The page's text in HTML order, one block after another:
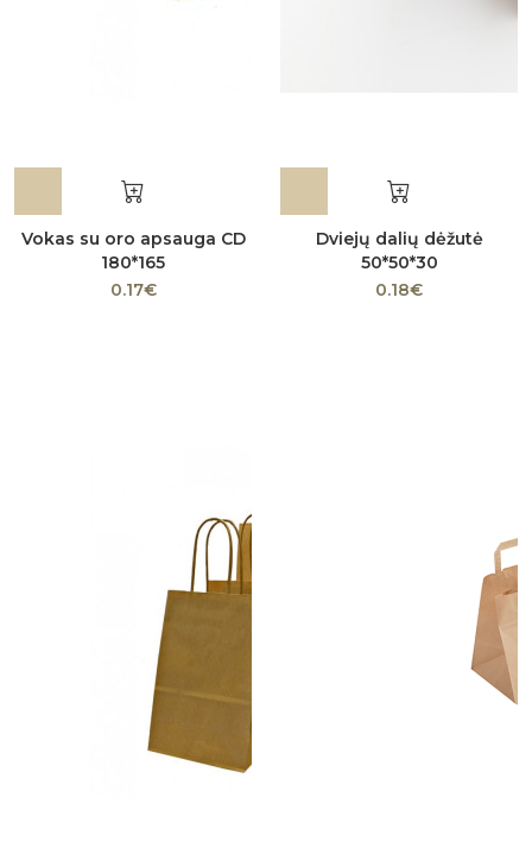
Vokas su oro apsauga CD
180*165
0.17€
Dviejų dalių dėžutė
50*50*30
0.18€